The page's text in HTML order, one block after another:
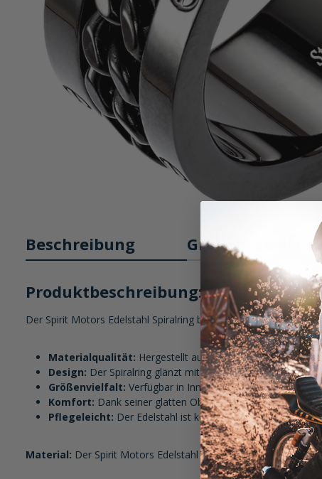
Beschreibung Größentabelle
Produktbeschreibung: Spirit Motors
Der Spirit Motors Edelstahl Spiralring beeindruckt mit seiner
Materialqualität: Hergestellt aus 316 L Chirurgenstahl,
Design: Der Spiralring glänzt mit einem einzigartigen,
Größenvielfalt: Verfügbar in Innenmaßen von 20 mm,
Komfort: Dank seiner glatten Oberfläche bietet der Ring
Pflegeleicht: Der Edelstahl ist korrosionsbeständig und
Material: Der Spirit Motors Edelstahl Spiralring besteht aus